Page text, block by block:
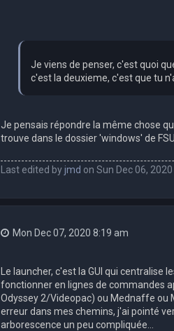
Je viens de penser, c'est quoi
c'est la deuxieme, c'est que tu
Je pensais répondre la même chose
trouve dans le dossier 'windows' de
Last edited byjmd on Sun Dec 06,
Mon Dec 07, 2020 8:19 am
Le launcher, c'est la GUI qui centralise
fonctionner en lignes de commandes
Odyssey 2/Videopac) ou Mednaffe ou
erreur dans mes chemins, j'ai pointé
arborescence un peu compliquée...